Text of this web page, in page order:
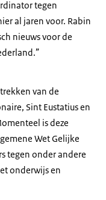
tegen
al jaren voor. Rabin
nieuws voor de
van de
Sint Eustatius en
is deze
Wet Gelijke
tegen onder andere
onderwijs en